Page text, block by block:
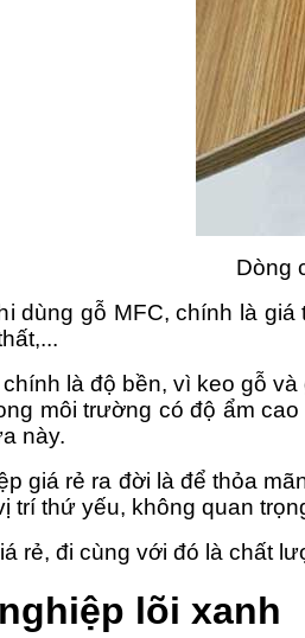
Dòng
dùng gỗ MFC, chính là
là độ bền, vì keo gỗ
môi trường có độ ẩm
này.
giá rẻ ra đời là để thỏa
thứ yếu, không quan
rẻ, đi cùng với đó là chất
lõi xanh